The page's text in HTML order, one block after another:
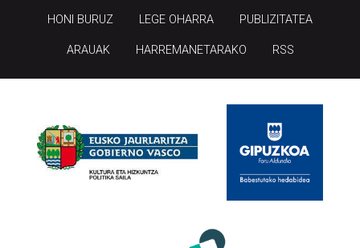
HONI BURUZ LEGE OHARRA PUBLIZITATEA
ARAUAK HARREMANETARAKO RSS